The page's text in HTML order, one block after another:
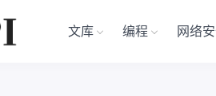
文库 编程 网络